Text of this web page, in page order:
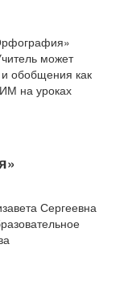
может
и обобщения как
на уроках
Сергеевна